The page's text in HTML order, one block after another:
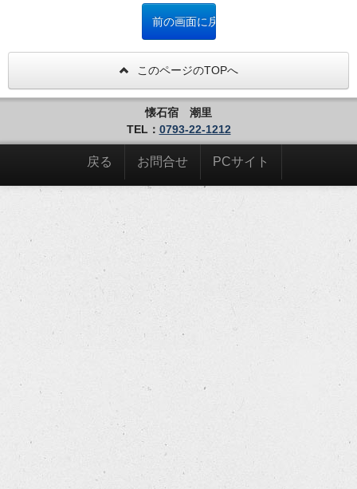
このページのTOPへ
懐石宿 潮里
TEL： 0793-22-1212
戻る お問合せ PCサイト